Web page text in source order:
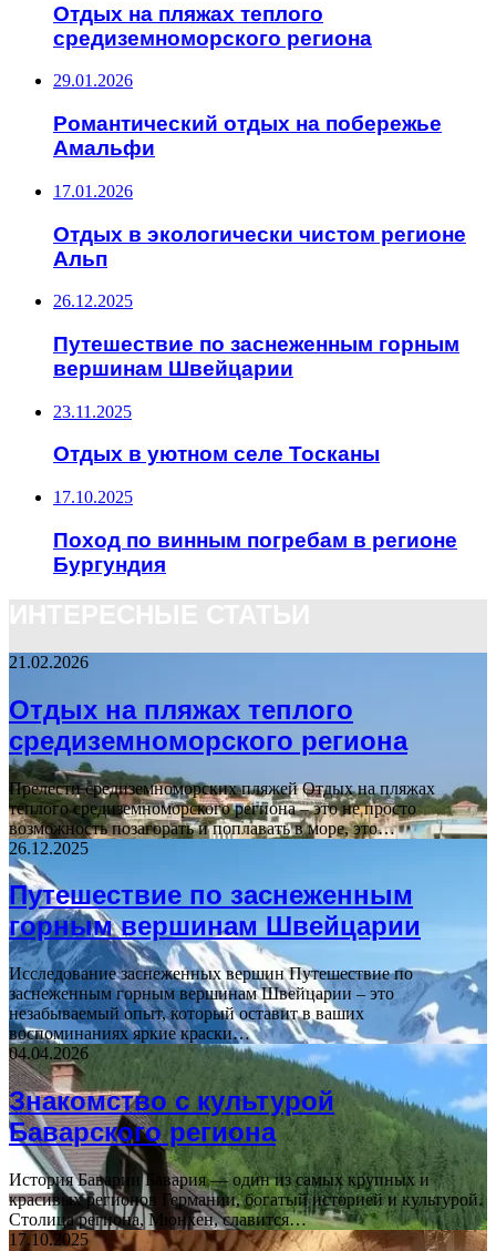
Отдых на пляжах теплого
средиземноморского региона
29.01.2026
Романтический отдых на побережье
Амальфи
17.01.2026
Отдых в экологически чистом регионе
Альп
26.12.2025
Путешествие по заснеженным горным
вершинам Швейцарии
23.11.2025
Отдых в уютном селе Тосканы
17.10.2025
Поход по винным погребам в регионе
Бургундия
21.02.2026
Отдых на пляжах теплого
средиземноморского региона
Прелести средиземноморских пляжей Отдых на пляжах
теплого средиземноморского региона – это не просто
возможность позагорать и поплавать в море, это…
26.12.2025
Путешествие по заснеженным
горным вершинам Швейцарии
Исследование заснеженных вершин Путешествие по
заснеженным горным вершинам Швейцарии – это
незабываемый опыт, который оставит в ваших
воспоминаниях яркие краски…
04.04.2026
Знакомство с культурой
Баварского региона
История Баварии Бавария — один из самых крупных и
красивых регионов Германии, богатый историей и культурой.
Столица региона, Мюнхен, славится…
17.10.2025